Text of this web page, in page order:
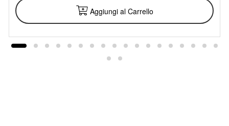
Aggiungi al Carrello